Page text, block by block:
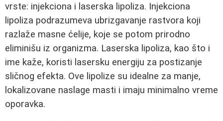
vrste: injekciona i laserska lipoliza. Injekciona
lipoliza podrazumeva ubrizgavanje rastvora koji
razlaže masne ćelije, koje se potom prirodno
eliminišu iz organizma. Laserska lipoliza, kao što i
ime kaže, koristi lasersku energiju za postizanje
sličnog efekta. Ove lipolize su idealne za manje,
lokalizovane naslage masti i imaju minimalno vreme
oporavka.